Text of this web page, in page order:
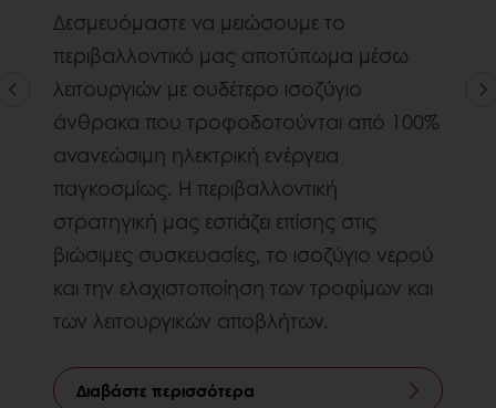
Δεσμευόμαστε να μειώσουμε το
περιβαλλοντικό μας αποτύπωμα μέσω
λειτουργιών με ουδέτερο ισοζύγιο
άνθρακα που τροφοδοτούνται από 100%
ανανεώσιμη ηλεκτρική ενέργεια
παγκοσμίως. Η περιβαλλοντική
στρατηγική μας εστιάζει επίσης στις
βιώσιμες συσκευασίες, το ισοζύγιο νερού
και την ελαχιστοποίηση των τροφίμων και
των λειτουργικών αποβλήτων.
Διαβάστε περισσότερα